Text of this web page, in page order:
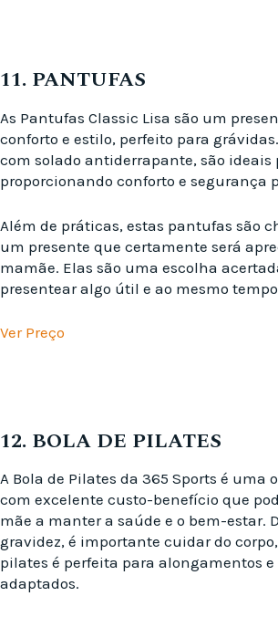
11. PANTUFAS
As Pantufas Classic Lisa são um
conforto e estilo, perfeito para
com solado antiderrapante, são ideais
proporcionando conforto e segurança
Além de práticas, estas pantufas são
um presente que certamente será
mamãe. Elas são uma escolha
presentear algo útil e ao mesmo
Ver Preço
12. BOLA DE PILATES
A Bola de Pilates da 365 Sports é uma
com excelente custo-benefício que
mãe a manter a saúde e o bem-estar.
gravidez, é importante cuidar do
pilates é perfeita para alongamentos
adaptados.